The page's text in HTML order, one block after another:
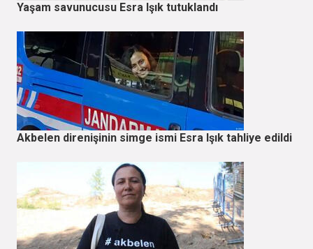
Yaşam savunucusu Esra Işık tutuklandı
Akbelen direnişinin simge ismi Esra Işık tahliye edildi